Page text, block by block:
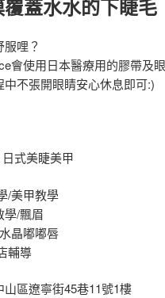
蓋水水的下睫毛
哩？
會使用日本醫療用的膠帶及
不張開眼睛安心休息即可:)
式美睫美甲
/美甲教學
學/飄眉
晶嘟嘟唇
輔導
區遼寧街45巷11號1樓